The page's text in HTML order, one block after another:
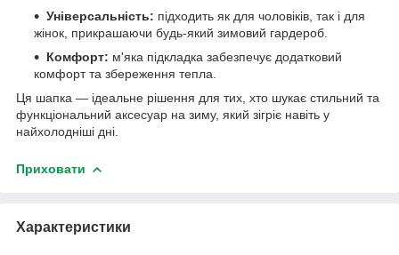
Універсальність: підходить як для чоловіків, так і для
жінок, прикрашаючи будь-який зимовий гардероб.
Комфорт: м'яка підкладка забезпечує додатковий
комфорт та збереження тепла.
Ця шапка — ідеальне рішення для тих, хто шукає стильний та
функціональний аксесуар на зиму, який зігріє навіть у
найхолодніші дні.
Приховати
Характеристики